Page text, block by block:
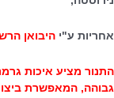
אחריות ע"י היבואן
התנור מציע איכות
גבוהה, המאפשרת